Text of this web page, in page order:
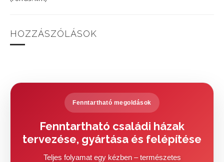
HOZZÁSZÓLÁSOK
Fenntartható megoldások
Fenntartható családi házak
tervezése, gyártása és felépítése
Teljes folyamat egy kézben – természetes